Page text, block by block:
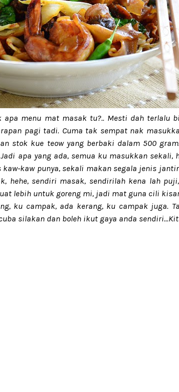
apa menu mat masak tu?.. Mesti dah terlalu
pagi tadi. Cuma tak sempat nak
stok kue teow yang berbaki dalam 500
apa yang ada, semua ku masukkan
kaw punya, sekali makan segala jenis
hehe, sendiri masak, sendirilah kena lah
lebih untuk goreng mi, jadi mat guna cili
ku campak, ada kerang, ku campak juga.
silakan dan boleh ikut gaya anda